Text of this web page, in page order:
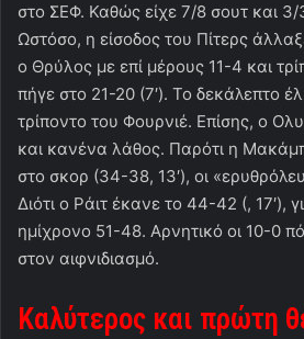
στο ΣΕΦ. Καθώς είχε 7/8 σουτ και 3/
Ωστόσο, η είσοδος του Πίτερς
ο Θρύλος με επί μέρους 11-4 και
πήγε στο 21-20 (7′). Το δεκάλεπτο
τρίποντο του Φουρνιέ. Επίσης, ο
και κανένα λάθος. Παρότι η
στο σκορ (34-38, 13′), οι
Διότι ο Ράιτ έκανε το 44-42 (, 17′),
ημίχρονο 51-48. Αρνητικό οι 10-0
στον αιφνιδιασμό.
Καλύτερος και πρώτη